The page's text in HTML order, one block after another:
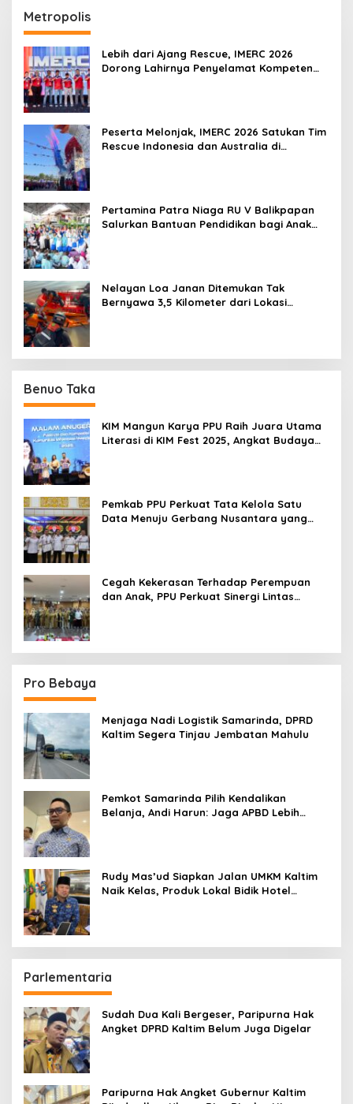
Metropolis
Lebih dari Ajang Rescue, IMERC 2026
Dorong Lahirnya Penyelamat Kompeten
Peserta Melonjak, IMERC 2026 Satukan Tim
Rescue Indonesia dan Australia di
Pertamina Patra Niaga RU V Balikpapan
Salurkan Bantuan Pendidikan bagi Anak
Nelayan Loa Janan Ditemukan Tak
Bernyawa 3,5 Kilometer dari Lokasi
Benuo Taka
KIM Mangun Karya PPU Raih Juara Utama
Literasi di KIM Fest 2025, Angkat Budaya
Pemkab PPU Perkuat Tata Kelola Satu
Data Menuju Gerbang Nusantara yang
Cegah Kekerasan Terhadap Perempuan
dan Anak, PPU Perkuat Sinergi Lintas
Pro Bebaya
Menjaga Nadi Logistik Samarinda, DPRD
Kaltim Segera Tinjau Jembatan Mahulu
Pemkot Samarinda Pilih Kendalikan
Belanja, Andi Harun: Jaga APBD Lebih
Rudy Mas’ud Siapkan Jalan UMKM Kaltim
Naik Kelas, Produk Lokal Bidik Hotel
Parlementaria
Sudah Dua Kali Bergeser, Paripurna Hak
Angket DPRD Kaltim Belum Juga Digelar
Paripurna Hak Angket Gubernur Kaltim